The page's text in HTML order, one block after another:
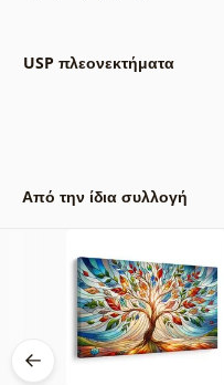
USP πλεονεκτήματα
Από την ίδια συλλογή